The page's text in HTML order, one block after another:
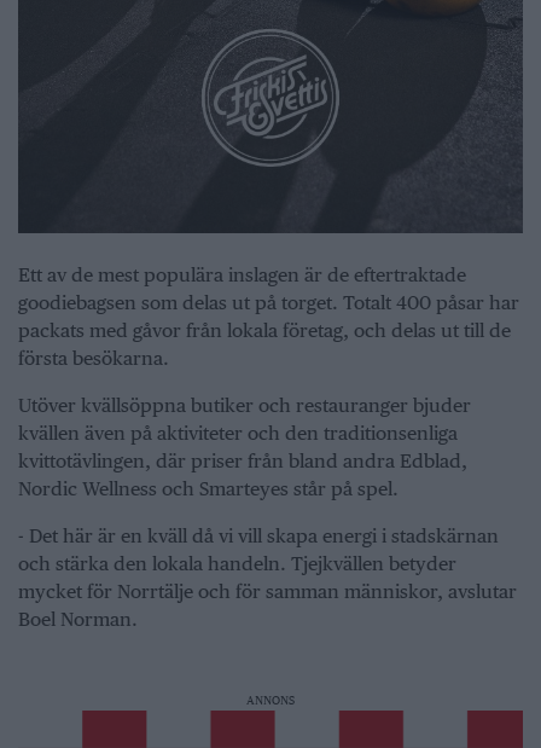
Ett av de mest populära inslagen är de eftertraktade
goodiebagsen som delas ut på torget. Totalt 400 påsar har
packats med gåvor från lokala företag, och delas ut till de
första besökarna.
Utöver kvällsöppna butiker och restauranger bjuder
kvällen även på aktiviteter och den traditionsenliga
kvittotävlingen, där priser från bland andra Edblad,
Nordic Wellness och Smarteyes står på spel.
- Det här är en kväll då vi vill skapa energi i stadskärnan
och stärka den lokala handeln. Tjejkvällen betyder
mycket för Norrtälje och för samman människor, avslutar
Boel Norman.
ANNONS